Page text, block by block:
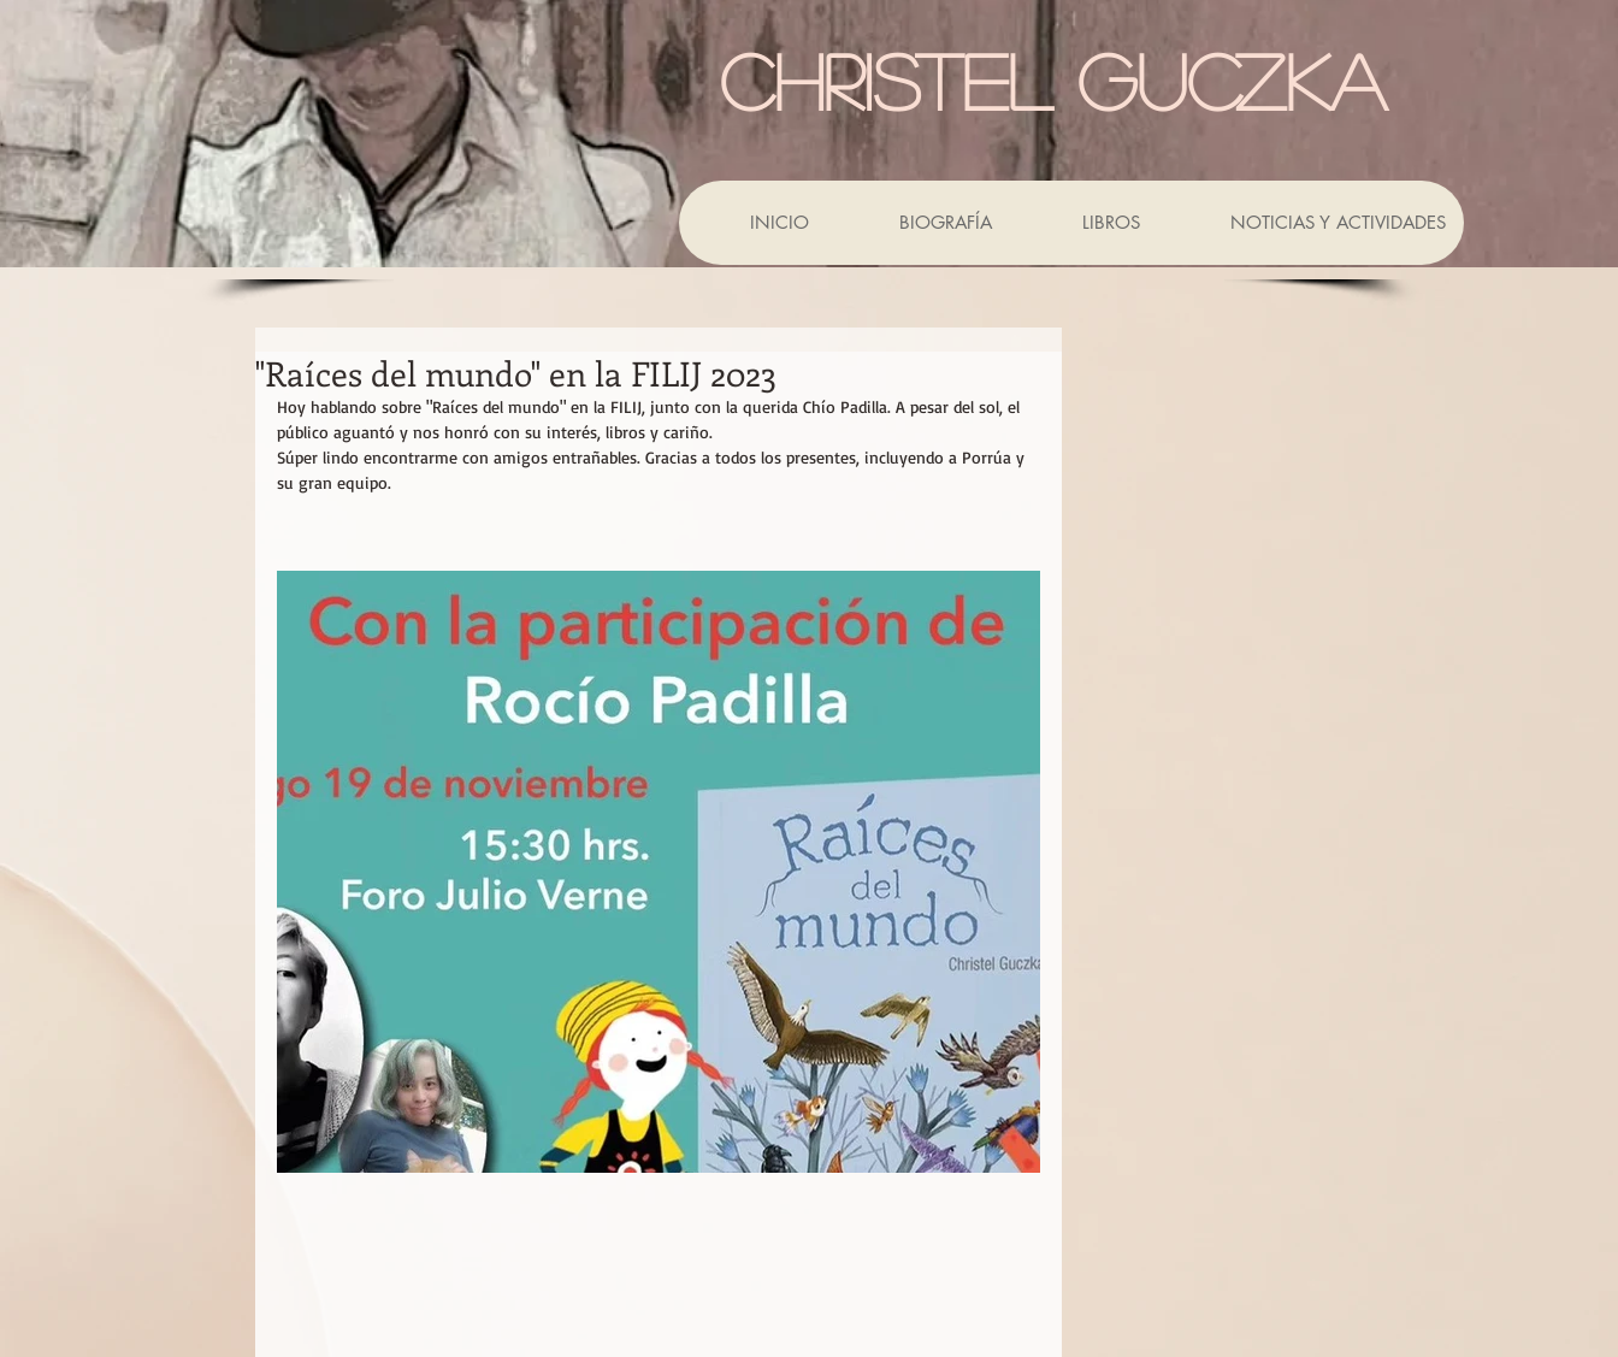
INICIO BIOGRAFÍA LIBROS NOTICIAS Y ACTIVIDADES
CHRISTEL GUCZKA
"Raíces del mundo" en la FILIJ 2023
Hoy hablando sobre "Raíces del mundo" en la FILIJ, junto con la querida Chío Padilla. A pesar del sol, el
público aguantó y nos honró con su interés, libros y cariño.
Súper lindo encontrarme con amigos entrañables. Gracias a todos los presentes, incluyendo a Porrúa y
su gran equipo.